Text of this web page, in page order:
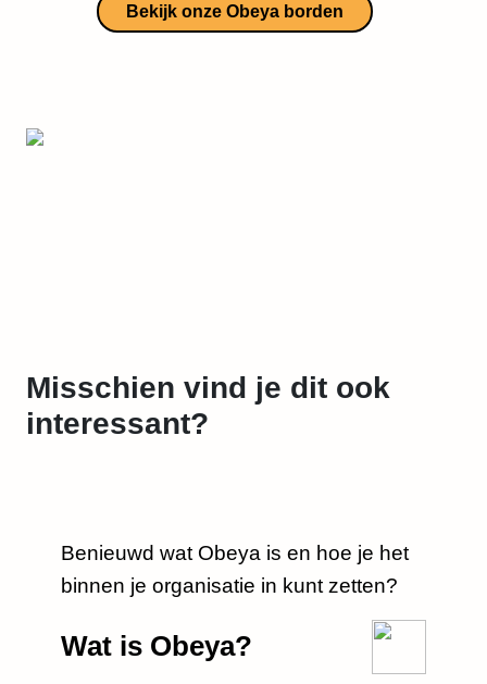
Bekijk onze Obeya borden
Misschien vind je dit ook
interessant?
Benieuwd wat Obeya is en hoe je het
binnen je organisatie in kunt zetten?
Wat is Obeya?